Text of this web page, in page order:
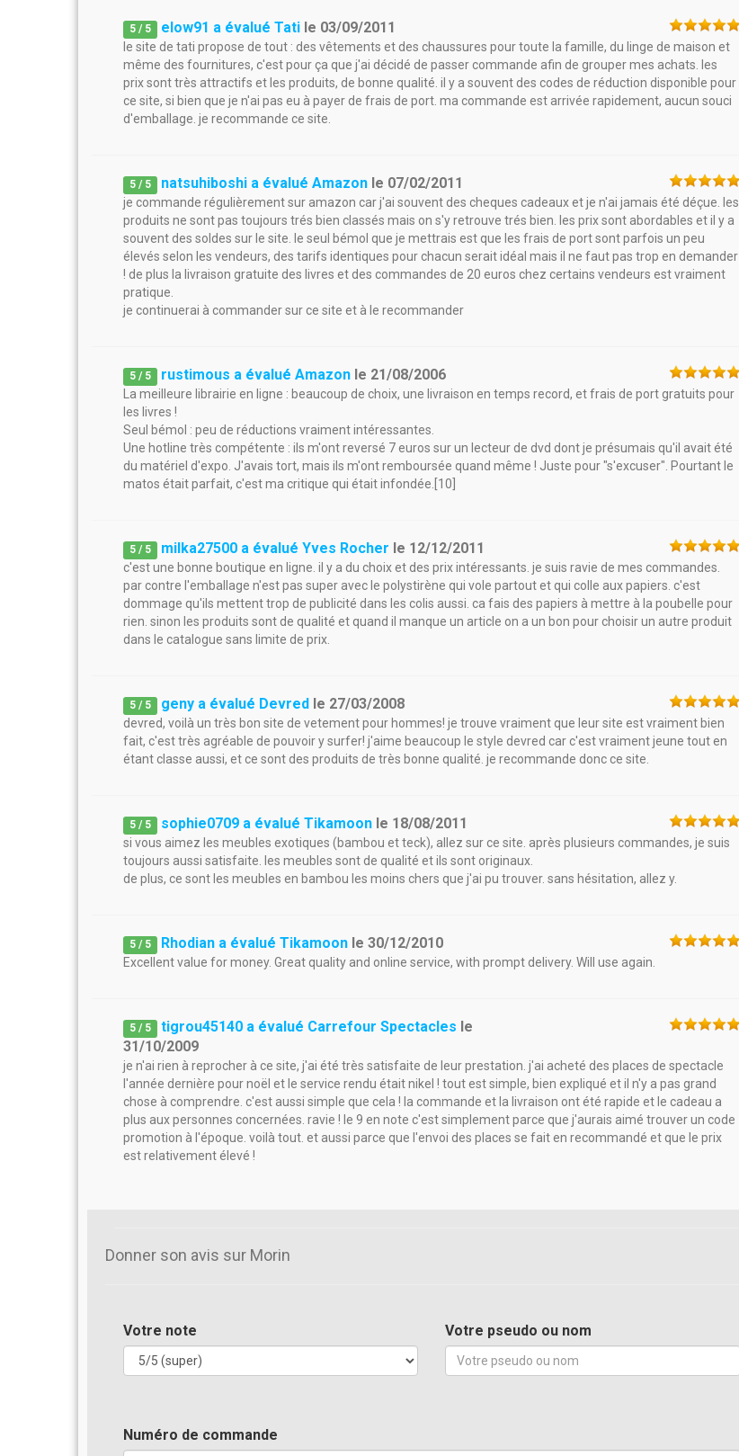
5 / 5 elow91 a évalué Tati le 03/09/2011
le site de tati propose de tout : des vêtements et des chaussures pour toute la famille, du linge de maison et
même des fournitures, c'est pour ça que j'ai décidé de passer commande afin de grouper mes achats. les
prix sont très attractifs et les produits, de bonne qualité. il y a souvent des codes de réduction disponible pour
ce site, si bien que je n'ai pas eu à payer de frais de port. ma commande est arrivée rapidement, aucun souci
d'emballage. je recommande ce site.
5 / 5 natsuhiboshi a évalué Amazon le 07/02/2011
je commande régulièrement sur amazon car j'ai souvent des cheques cadeaux et je n'ai jamais été déçue. les
produits ne sont pas toujours trés bien classés mais on s'y retrouve trés bien. les prix sont abordables et il y a
souvent des soldes sur le site. le seul bémol que je mettrais est que les frais de port sont parfois un peu
élevés selon les vendeurs, des tarifs identiques pour chacun serait idéal mais il ne faut pas trop en demander
! de plus la livraison gratuite des livres et des commandes de 20 euros chez certains vendeurs est vraiment
pratique.
je continuerai à commander sur ce site et à le recommander
5 / 5 rustimous a évalué Amazon le 21/08/2006
La meilleure librairie en ligne : beaucoup de choix, une livraison en temps record, et frais de port gratuits pour
les livres !
Seul bémol : peu de réductions vraiment intéressantes.
Une hotline très compétente : ils m'ont reversé 7 euros sur un lecteur de dvd dont je présumais qu'il avait été
du matériel d'expo. J'avais tort, mais ils m'ont remboursée quand même ! Juste pour "s'excuser". Pourtant le
matos était parfait, c'est ma critique qui était infondée.[10]
5 / 5 milka27500 a évalué Yves Rocher le 12/12/2011
c'est une bonne boutique en ligne. il y a du choix et des prix intéressants. je suis ravie de mes commandes.
par contre l'emballage n'est pas super avec le polystirène qui vole partout et qui colle aux papiers. c'est
dommage qu'ils mettent trop de publicité dans les colis aussi. ca fais des papiers à mettre à la poubelle pour
rien. sinon les produits sont de qualité et quand il manque un article on a un bon pour choisir un autre produit
dans le catalogue sans limite de prix.
5 / 5 geny a évalué Devred le 27/03/2008
devred, voilà un très bon site de vetement pour hommes! je trouve vraiment que leur site est vraiment bien
fait, c'est très agréable de pouvoir y surfer! j'aime beaucoup le style devred car c'est vraiment jeune tout en
étant classe aussi, et ce sont des produits de très bonne qualité. je recommande donc ce site.
5 / 5 sophie0709 a évalué Tikamoon le 18/08/2011
si vous aimez les meubles exotiques (bambou et teck), allez sur ce site. après plusieurs commandes, je suis
toujours aussi satisfaite. les meubles sont de qualité et ils sont originaux.
de plus, ce sont les meubles en bambou les moins chers que j'ai pu trouver. sans hésitation, allez y.
5 / 5 Rhodian a évalué Tikamoon le30/12/2010
Excellent value for money. Great quality and online service, with prompt delivery. Will use again.
5 / 5 tigrou45140 a évalué Carrefour Spectacles le
31/10/2009
je n'ai rien à reprocher à ce site, j'ai été très satisfaite de leur prestation. j'ai acheté des places de spectacle
l'année dernière pour noël et le service rendu était nikel ! tout est simple, bien expliqué et il n'y a pas grand
chose à comprendre. c'est aussi simple que cela ! la commande et la livraison ont été rapide et le cadeau a
plus aux personnes concernées. ravie ! le 9 en note c'est simplement parce que j'aurais aimé trouver un code
promotion à l'époque. voilà tout. et aussi parce que l'envoi des places se fait en recommandé et que le prix
est relativement élevé !
Donner son avis sur Morin
Votre note Votre pseudo ou nom
Numéro de commande